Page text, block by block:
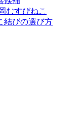
むすびねこ
結びの選び方